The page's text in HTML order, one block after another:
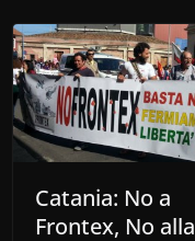
Catania: No a
Frontex, No alla